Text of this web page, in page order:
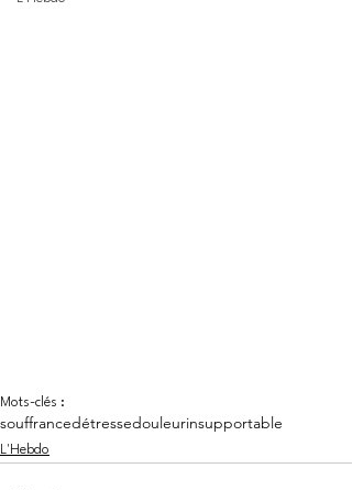
Mots-clés :
souffrancedétressedouleurinsupportable
L'Hebdo